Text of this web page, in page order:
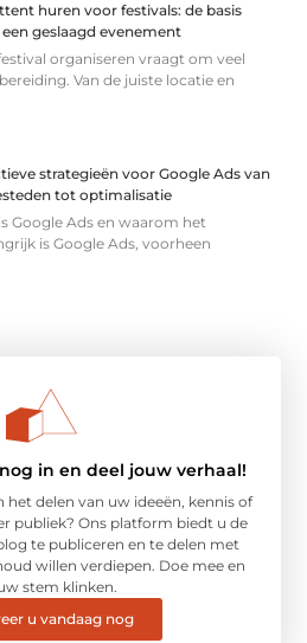
huren voor festivals: de basis
geslaagd evenement
organiseren vraagt om veel
Van de juiste locatie en
strategieën voor Google Ads van
tot optimalisatie
Google Ads en waarom het
is Google Ads, voorheen
in en deel jouw verhaal!
het delen van uw ideeën, kennis of
publiek? Ons platform biedt u de
te publiceren en te delen met
willen verdiepen. Doe mee en
stem klinken.
u vandaag nog